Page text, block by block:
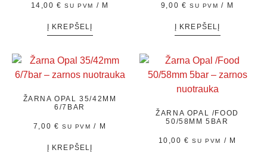
14,00€ SU PVM / M
Į KREPŠELĮ
9,00 € SU PVM / M
Į KREPŠELĮ
ŽARNA OPAL 35/42MM
6/7BAR
7,00 € SU PVM / M
Į KREPŠELĮ
ŽARNA OPAL /FOOD
50/58MM 5BAR
10,00€ SU PVM / M